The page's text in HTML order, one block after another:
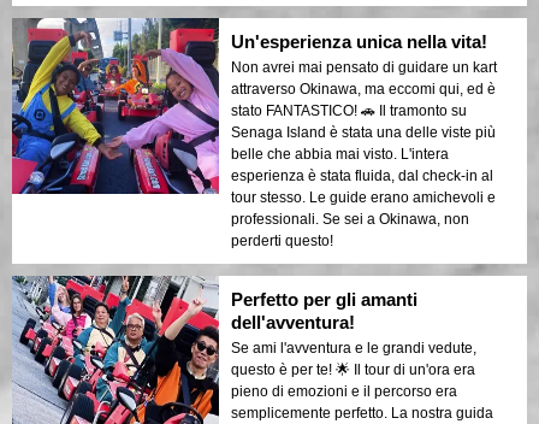
Un'esperienza unica nella vita!
Non avrei mai pensato di guidare un kart
attraverso Okinawa, ma eccomi qui, ed è
stato FANTASTICO! 🚗 Il tramonto su
Senaga Island è stata una delle viste più
belle che abbia mai visto. L'intera
esperienza è stata fluida, dal check-in al
tour stesso. Le guide erano amichevoli e
professionali. Se sei a Okinawa, non
perderti questo!
Perfetto per gli amanti
dell'avventura!
Se ami l'avventura e le grandi vedute,
questo è per te! 🌟 Il tour di un'ora era
pieno di emozioni e il percorso era
semplicemente perfetto. La nostra guida